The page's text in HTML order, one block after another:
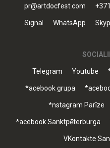
pr@artdocfest.com
Signal WhatsApp
Telegram Youtube
*acebook grupa
*nstagram Parīze
*acebook Sanktpēterburga
VKontakte